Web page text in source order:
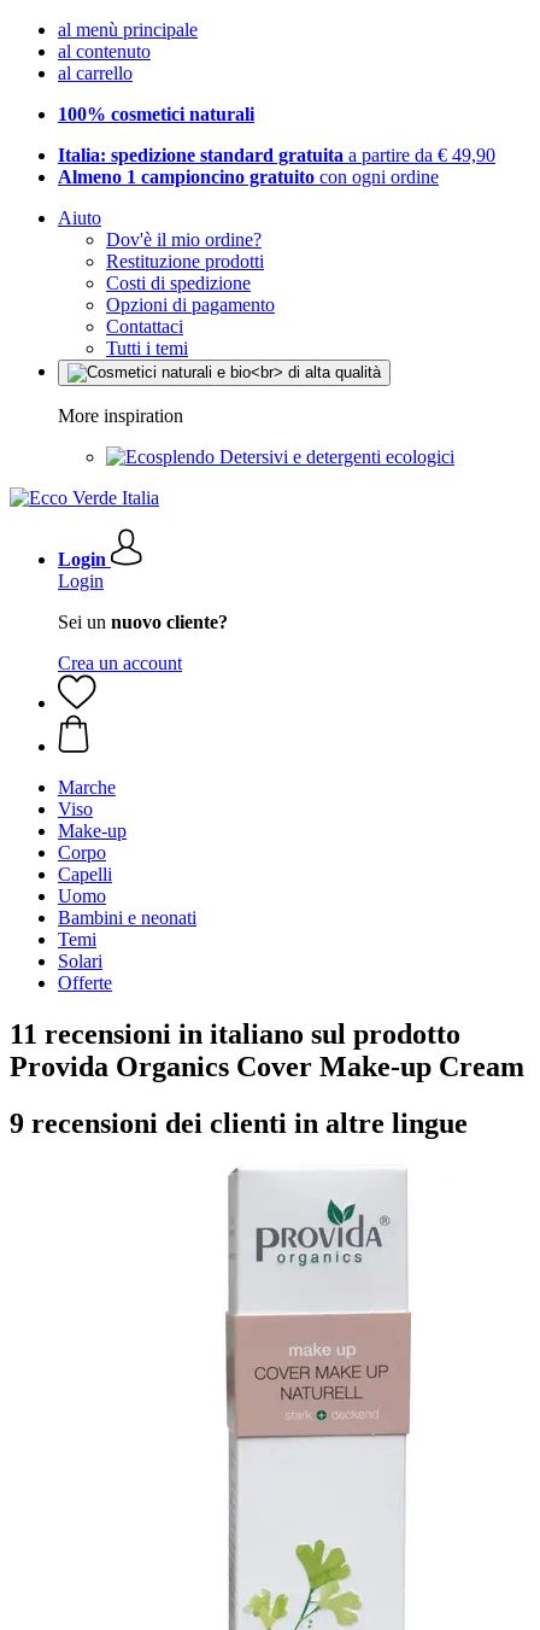
al menù principale
al contenuto
al carrello
100% cosmetici naturali
Italia: spedizione standard gratuita a partire da € 49,90
Almeno 1 campioncino gratuito con ogni ordine
Aiuto
Dov'è il mio ordine?
Restituzione prodotti
Costi di spedizione
Opzioni di pagamento
Contattaci
Tutti i temi
More inspiration
Detersivi e detergenti ecologici
Login
Login
Sei un nuovo cliente?
Crea un account
Marche
Viso
Make-up
Corpo
Capelli
Uomo
Bambini e neonati
Temi
Solari
Offerte
11 recensioni in italiano sul prodotto
Provida Organics Cover Make-up Cream
9 recensioni dei clienti in altre lingue